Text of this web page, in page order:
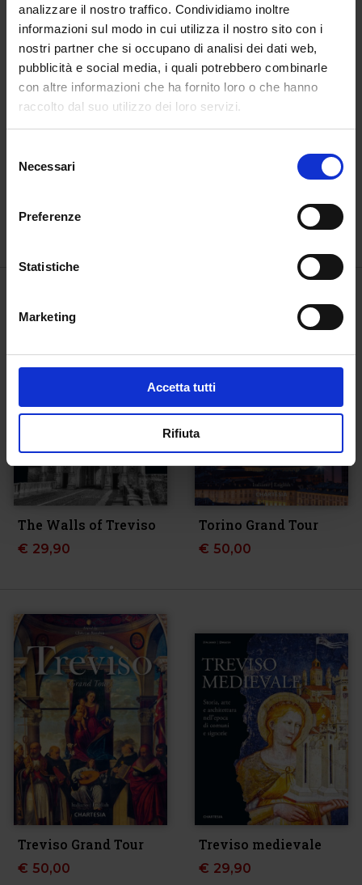
analizzare il nostro traffico. Condividiamo inoltre
informazioni sul modo in cui utilizza il nostro sito con i
nostri partner che si occupano di analisi dei dati web,
pubblicità e social media, i quali potrebbero combinarle
con altre informazioni che ha fornito loro o che hanno
raccolto dal suo utilizzo dei loro servizi.
delNecessari
Preferenze
Statistiche
Marketing
Accetta tutti
Rifiuta
Parma Grand Tour
The Walls of Treviso
€ 29,90
Torino Grand Tour
€ 50,00
Treviso Grand Tour
€ 50,00
Treviso medievale
€ 29,90